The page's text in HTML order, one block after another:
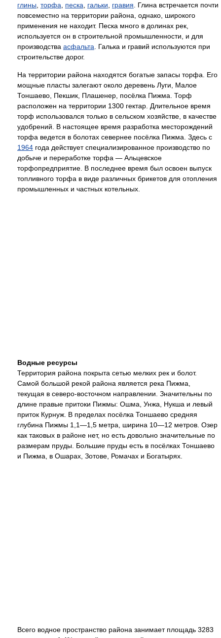
глины торфа песка гальки гравия . Глина встречается почти
повсеместно на территории района, однако, широкого
применения не находит. Песка много в долинах рек,
используется он в строительной промышленности, и для
производства асфальта . Галька и гравий используются при
строительстве дорог.
На территории района находятся богатые запасы торфа. Его
мощные пласты залегают около деревень Луги, Малое
Тоншаево, Пекшик, Плашенер, посёлка Пижма. Торф
расположен на территории 1300 гектар. Длительное время
торф использовался только в сельском хозяйстве, в качестве
удобрений. В настоящее время разработка месторождений
торфа ведется в болотах севернее посёлка Пижма. Здесь с
1964 года действует специализированное производство по
добыче и переработке торфа — Альцевское
торфопредприятие. В последнее время был освоен выпуск
топливного торфа в виде различных брикетов для отопления
промышленных и частных котельных.
Водные ресурсы
Территория района покрыта сетью мелких рек и болот.
Самой большой рекой района является река Пижма,
текущая в северо-восточном направлении. Значительны по
длине правые притоки Пижмы: Ошма, Унжа, Нукша и левый
приток Курнуж. В пределах посёлка Тоншаево средняя
глубина Пижмы 1,1—1,5 метра, ширина 10—12 метров. Озер
как таковых в районе нет, но есть довольно значительные по
размерам пруды. Большие пруды есть в посёлках Тоншаево
и Пижма, в Ошарах, Зотове, Ромачах и Богатырях.
Всего водное пространство района занимает площадь 3283